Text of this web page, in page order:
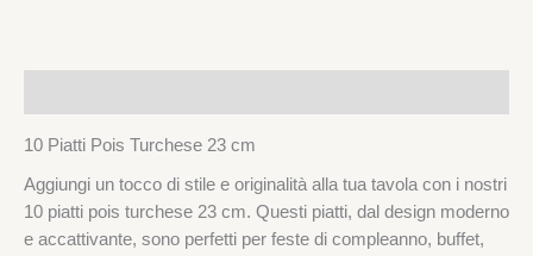
10 Piatti Pois Turchese 23 cm
Aggiungi un tocco di stile e originalità alla tua tavola con i nostri
10 piatti pois turchese 23 cm. Questi piatti, dal design moderno
e accattivante, sono perfetti per feste di compleanno, buffet,